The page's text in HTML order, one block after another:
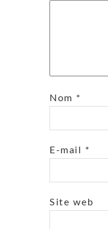
Nom *
E-mail *
Site web